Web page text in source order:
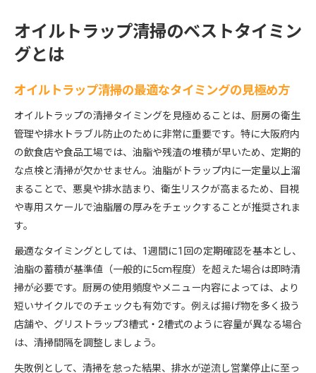
オイルトラップ清掃のベストタイミン
グとは
オイルトラップ清掃の最適なタイミングの見極め方
オイルトラップの清掃タイミングを見極めることは、厨房の衛生
管理や排水トラブル防止のために非常に重要です。特に大阪府内
の飲食店や食品工場では、油脂や残渣の堆積が早いため、定期的
な点検と清掃が欠かせません。油脂がトラップ内に一定量以上溜
まることで、悪臭や排水詰まり、衛生リスクが高まるため、目視
や専用スケールで油脂層の厚みをチェックすることが推奨されま
す。
最適なタイミングとしては、1週間に1回の定期確認を基本とし、
油脂の蓄積が基準値（一般的に5cm程度）を超えた場合は即時清
掃が必要です。厨房の使用頻度やメニュー内容によっては、より
短いサイクルでのチェックも有効です。例えば揚げ物を多く扱う
店舗や、グリストラップ3槽式・2槽式のように容量が異なる場合
は、清掃間隔を調整しましょう。
失敗例として、清掃を怠った結果、排水が逆流し営業停止に至っ